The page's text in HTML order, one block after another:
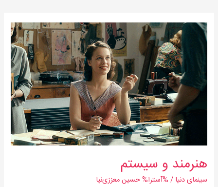
هنرمند و سیستم
سینمای دنیا / %آسترا%حسین معززی‌نیا
هنرمند